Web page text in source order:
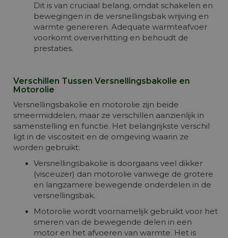
Dit is van cruciaal belang, omdat schakelen en
bewegingen in de versnellingsbak wrijving en
warmte genereren. Adequate warmteafvoer
voorkomt oververhitting en behoudt de
prestaties.
Verschillen Tussen Versnellingsbakolie en
Motorolie
Versnellingsbakolie en motorolie zijn beide
smeermiddelen, maar ze verschillen aanzienlijk in
samenstelling en functie. Het belangrijkste verschil
ligt in de viscositeit en de omgeving waarin ze
worden gebruikt:
Versnellingsbakolie is doorgaans veel dikker
(visceuzer) dan motorolie vanwege de grotere
en langzamere bewegende onderdelen in de
versnellingsbak.
Motorolie wordt voornamelijk gebruikt voor het
smeren van de bewegende delen in een
motor en het afvoeren van warmte. Het is